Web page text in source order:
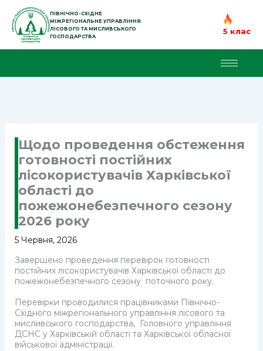
Перейти
вмісту
ПІВНІЧНО-СХІДНЕ
МІЖРЕГІОНАЛЬНЕ УПРАВЛІННЯ
ЛІСОВОГО ТА МИСЛИВСЬКОГО
ГОСПОДАРСТВА
5 клас
Щодо проведення обстеження
готовності постійних
лісокористувачів Харківської
області до
пожежонебезпечного сезону
2026 року
5 Червня, 2026
Завершено проведення перевірок готовності
постійних лісокористувачів Харківської області до
пожежонебезпечного сезону поточного року.
Перевірки проводилися працівниками Північно-
Східного міжрегіонального управління лісового та
мисливського господарства, Головного управління
ДСНС у Харківській області та Харківської обласної
військової адміністрації.